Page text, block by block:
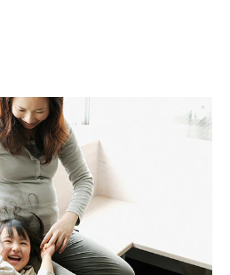
PARA PROFESIONALES
SUSCRÍBETE